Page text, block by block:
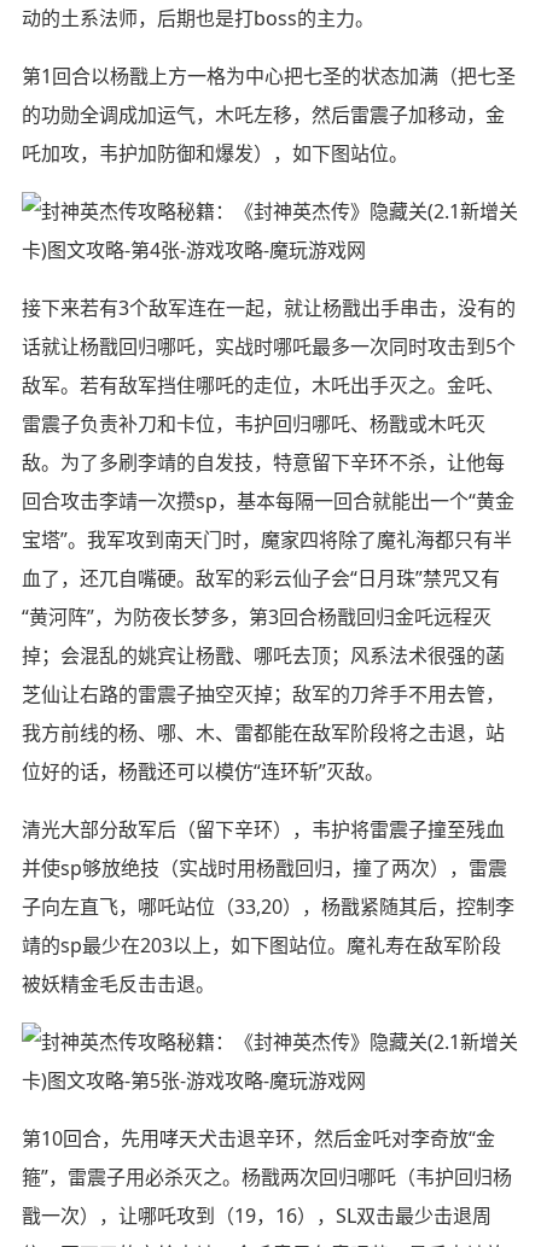
动的土系法师，后期也是打boss的主力。
第1回合以杨戬上方一格为中心把七圣的状态加满（把七圣
的功勋全调成加运气，木吒左移，然后雷震子加移动，金
吒加攻，韦护加防御和爆发），如下图站位。
接下来若有3个敌军连在一起，就让杨戬出手串击，没有的
话就让杨戬回归哪吒，实战时哪吒最多一次同时攻击到5个
敌军。若有敌军挡住哪吒的走位，木吒出手灭之。金吒、
雷震子负责补刀和卡位，韦护回归哪吒、杨戬或木吒灭
敌。为了多刷李靖的自发技，特意留下辛环不杀，让他每
回合攻击李靖一次攒sp，基本每隔一回合就能出一个“黄金
宝塔”。我军攻到南天门时，魔家四将除了魔礼海都只有半
血了，还兀自嘴硬。敌军的彩云仙子会“日月珠”禁咒又有
“黄河阵”，为防夜长梦多，第3回合杨戬回归金吒远程灭
掉；会混乱的姚宾让杨戬、哪吒去顶；风系法术很强的菡
芝仙让右路的雷震子抽空灭掉；敌军的刀斧手不用去管，
我方前线的杨、哪、木、雷都能在敌军阶段将之击退，站
位好的话，杨戬还可以模仿“连环斩”灭敌。
清光大部分敌军后（留下辛环），韦护将雷震子撞至残血
并使sp够放绝技（实战时用杨戬回归，撞了两次），雷震
子向左直飞，哪吒站位（33,20），杨戬紧随其后，控制李
靖的sp最少在203以上，如下图站位。魔礼寿在敌军阶段
被妖精金毛反击击退。
第10回合，先用哮天犬击退辛环，然后金吒对李奇放“金
箍”，雷震子用必杀灭之。杨戬两次回归哪吒（韦护回归杨
戬一次），让哪吒攻到（19，16），SL双击最少击退周